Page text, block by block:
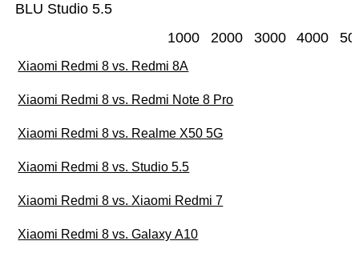
BLU Studio 5.5
1000 2000 3000 4000
Xiaomi Redmi 8 vs. Redmi 8A
Xiaomi Redmi 8 vs. Redmi Note 8 Pro
Xiaomi Redmi 8 vs. Realme X50 5G
Xiaomi Redmi 8 vs. Studio 5.5
Xiaomi Redmi 8 vs. Xiaomi Redmi 7
Xiaomi Redmi 8 vs. Galaxy A10